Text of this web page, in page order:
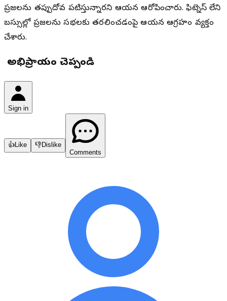
ప్రజలను తప్పుదోవ పట్టిస్తున్నారని ఆయన ఆరోపించారు. ఫిట్నెస్ లేని
బస్సుల్లో ప్రజలను సభలకు తరలించడంపై ఆయన ఆగ్రహం వ్యక్తం
చేశారు.
మీ అభిప్రాయం చెప్పండి
Sign in
👍 Like 👎Dislike
Comments